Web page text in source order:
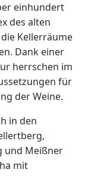
einhundert
des alten
Kellerräume
Dank einer
herrschen im
für
der Weine.
in den
und Meißner
mit